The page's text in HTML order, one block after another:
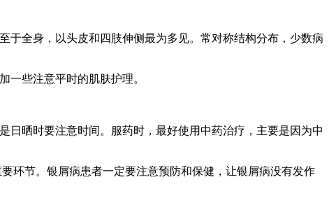
于全身，以头皮和四肢伸侧最为多见。常对称结构分布，少数病
些注意平时的肌肤护理。
晒时要注意时间。服药时，最好使用中药治疗，主要是因为中
节。银屑病患者一定要注意预防和保健，让银屑病没有发作